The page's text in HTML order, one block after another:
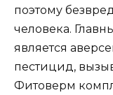
поэтому
человека.
является
пестицид,
Фитоверм